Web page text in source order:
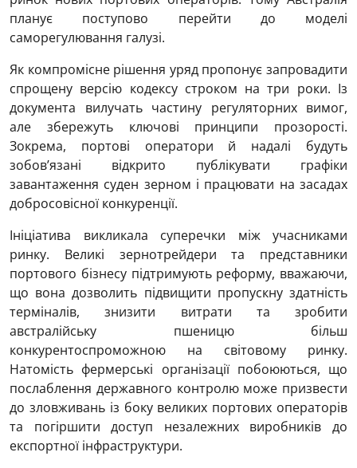
планує поступово перейти до моделі
саморегулювання галузі.
Як компромісне рішення уряд пропонує запровадити
спрощену версію кодексу строком на три роки. Із
документа вилучать частину регуляторних вимог,
але збережуть ключові принципи прозорості.
Зокрема, портові оператори й надалі будуть
зобов’язані відкрито публікувати графіки
завантаження суден зерном і працювати на засадах
добросовісної конкуренції.
Ініціатива викликала суперечки між учасниками
ринку. Великі зернотрейдери та представники
портового бізнесу підтримують реформу, вважаючи,
що вона дозволить підвищити пропускну здатність
терміналів, знизити витрати та зробити
австралійську пшеницю більш
конкурентоспроможною на світовому ринку.
Натомість фермерські організації побоюються, що
послаблення державного контролю може призвести
до зловживань із боку великих портових операторів
та погіршити доступ незалежних виробників до
експортної інфраструктури.